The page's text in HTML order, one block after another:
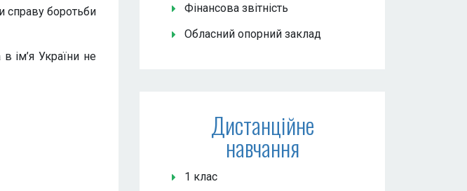
справу боротьби
ім’я України не
Фінансова звітність
Обласний опорний заклад
Дистанційне
навчання
1 клас